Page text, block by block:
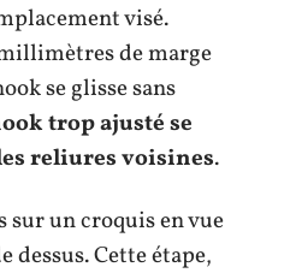
visé.
de marge
se glisse sans
trop ajusté se
reliures voisines.
sur un croquis en vue
dessus. Cette étape,